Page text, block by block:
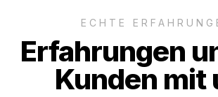
ECHTE
Erfahrungen
Kunden mit